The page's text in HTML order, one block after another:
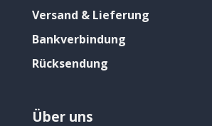
Versand & Lieferung
Bankverbindung
Rücksendung
Über uns